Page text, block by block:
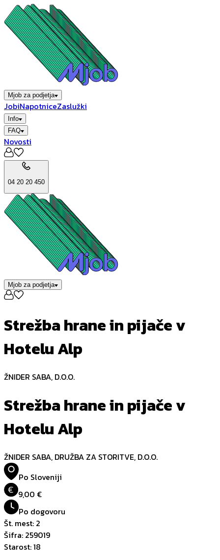
Mjob za podjetja
JobiNapotniceZaslužki
Info
FAQ
Novosti
04 20 20 450
Mjob za podjetja
Strežba hrane in pijače v
Hotelu Alp
ŽNIDER SABA, D.O.O.
Strežba hrane in pijače v
Hotelu Alp
ŽNIDER SABA, DRUŽBA ZA STORITVE, D.O.O.
Po Sloveniji
€ 9,00 €
Po dogovoru
Št. mest: 2
Šifra: 259019
Starost:18